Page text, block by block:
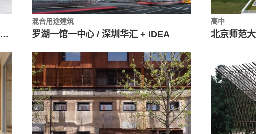
MOLSION 陌森品牌概念店/ SomeThoughts 空间设计工作室
混合用途建筑
罗湖一馆一中心 / 深圳华汇 + iDEA
高中